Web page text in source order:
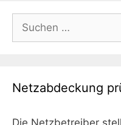
nach:
Netzabdeckung
Die Netzbetreiber